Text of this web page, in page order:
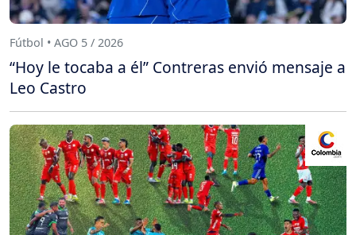
Fútbol • AGO 5 / 2026
“Hoy le tocaba a él” Contreras envió mensaje a
Leo Castro